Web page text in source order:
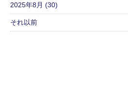
2025年8月 (30)
それ以前